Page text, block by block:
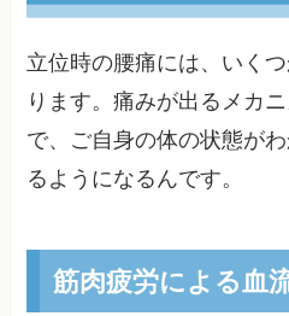
立位時の腰痛には、いく
ります。痛みが出るメカ
で、ご自身の体の状態が
るようになるんです。
筋肉疲労による血